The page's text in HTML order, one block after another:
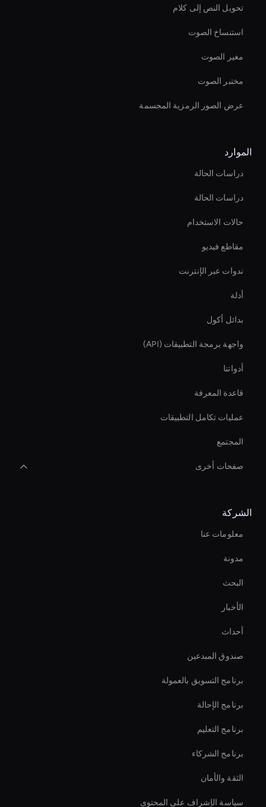
تحويل النص إلى كلام
استنساخ الصوت
مغير الصوت
مختبر الصوت
عرض الصور الرمزية المجسمة
الموارد
دراسات الحالة
دراسات الحالة
حالات الاستخدام
مقاطع فيديو
ندوات عبر الإنترنت
أدلة
بدائل أكول
واجهة برمجة التطبيقات (API)
أدواتنا
قاعدة المعرفة
عمليات تكامل التطبيقات
المجتمع
صفحات أخرى
Autonomous Ai Avatar
Zoom Ai Avatar
Create Digital Human For Marketing Campaigns
Healthcare Ai Avatar
Virtual Camera Ai
Holographic Avatar For Retail Stores
Enterprise Ai Avatar Solutions
الشركة
معلومات عنا
مدونة
البحث
الأخبار
أحداث
صندوق المبدعين
برنامج التسويق بالعمولة
برنامج الإحالة
برنامج التعليم
برنامج الشركاء
الثقة والأمان
سياسة الإشراف على المحتوى